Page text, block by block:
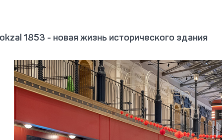
1853 - новая жизнь исторического здания